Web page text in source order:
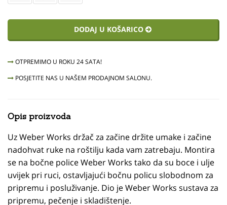
DODAJ U KOŠARICO
OTPREMIMO U ROKU 24 SATA!
POSJETITE NAS U NAŠEM PRODAJNOM SALONU.
Opis proizvoda
Uz Weber Works držač za začine držite umake i začine
nadohvat ruke na roštilju kada vam zatrebaju. Montira
se na bočne police Weber Works tako da su boce i ulje
uvijek pri ruci, ostavljajući bočnu policu slobodnom za
pripremu i posluživanje. Dio je Weber Works sustava za
pripremu, pečenje i skladištenje.